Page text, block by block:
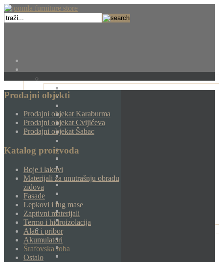
Prodajni objekti
Prodajni objekat Karaburma
Prodajni objekat Cvijićeva
Prodajni objekat Šabac
Katalog proizvoda
Boje i lakovi
Materijali za unutrašnju obradu
zidova
Fasade
Lepkovi i fug mase
Zaptivni materijali
Termo i hidroizolacija
Alati i pribor
Akumulatori
Šrafovska roba
Ostalo